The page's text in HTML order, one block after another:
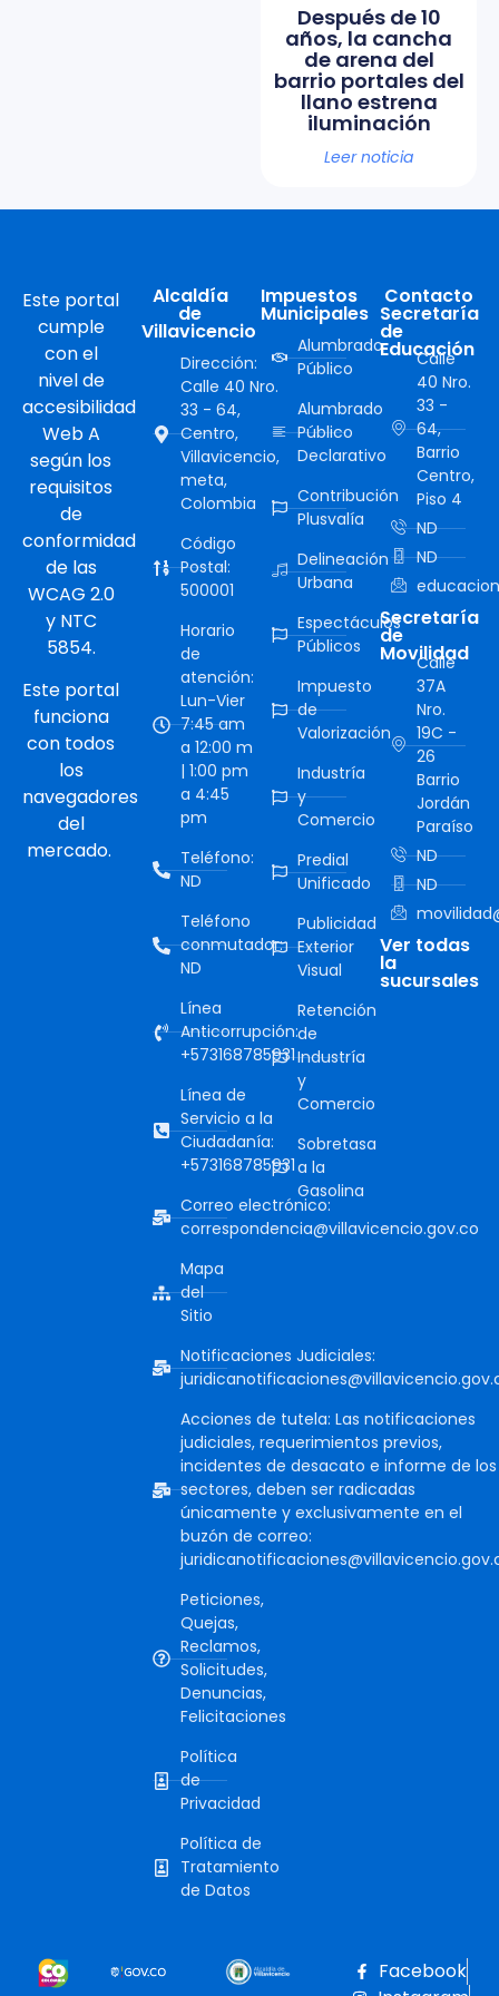
Después de 10
años, la cancha
de arena del
barrio portales del
llano estrena
iluminación
Leer noticia
Este portal
cumple
con el
nivel de
accesibilidad
Web A
según los
requisitos
de
conformidad
de las
WCAG 2.0
y NTC
5854.
Este portal
funciona
con todos
los
navegadores
del
mercado.
Alcaldía
de
Villavicencio
Dirección:
Calle 40 Nro.
33 - 64,
Centro,
Villavicencio,
meta,
Colombia
Código
Postal:
500001
Horario
de
atención:
Lun-Vier
7:45 am
a 12:00 m
| 1:00 pm
a 4:45
pm
Teléfono:
ND
Teléfono
conmutador:
ND
Línea
Anticorrupción:
+573168785931
Línea de
Servicio a la
Ciudadanía:
+573168785931
Correo electrónico:
correspondencia@villavicencio.gov.co
Mapa
del
Sitio
Notificaciones Judiciales:
Acciones de tutela: Las notificaciones
judiciales, requerimientos previos,
incidentes de desacato e informe de los
sectores, deben ser radicadas
únicamente y exclusivamente en el
buzón de correo:
Peticiones,
Quejas,
Reclamos,
Solicitudes,
Denuncias,
Felicitaciones
Política
de
Privacidad
Política de
Tratamiento
de Datos
Impuestos
Municipales
Alumbrado
Público
Alumbrado
Público
Declarativo
Contribución
Plusvalía
Delineación
Urbana
Espectáculos
Públicos
Impuesto
de
Valorización
Industría
y
Comercio
Predial
Unificado
Publicidad
Exterior
Visual
Retención
de
Industría
y
Comercio
Sobretasa
a la
Gasolina
Contacto
Secretaría
de
Educación
Calle
40 Nro.
33 -
64,
Barrio
Centro,
Piso 4
ND
ND
Secretaría
de
Movilidad
Calle
37A
Nro.
19C -
26
Barrio
Jordán
Paraíso
ND
ND
Ver todas
la
sucursales
Facebook